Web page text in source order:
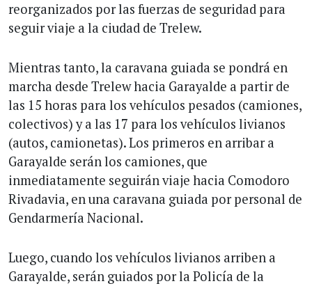
reorganizados por las fuerzas de seguridad para
seguir viaje a la ciudad de Trelew.
Mientras tanto, la caravana guiada se pondrá en
marcha desde Trelew hacia Garayalde a partir de
las 15 horas para los vehículos pesados (camiones,
colectivos) y a las 17 para los vehículos livianos
(autos, camionetas). Los primeros en arribar a
Garayalde serán los camiones, que
inmediatamente seguirán viaje hacia Comodoro
Rivadavia, en una caravana guiada por personal de
Gendarmería Nacional.
Luego, cuando los vehículos livianos arriben a
Garayalde, serán guiados por la Policía de la